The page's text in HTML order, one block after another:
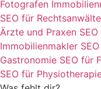
Fotografen
SEO für Rechtsanwälte
Ärzte und Praxen
Immobilienmakler
Gastronomie SEO für
SEO für